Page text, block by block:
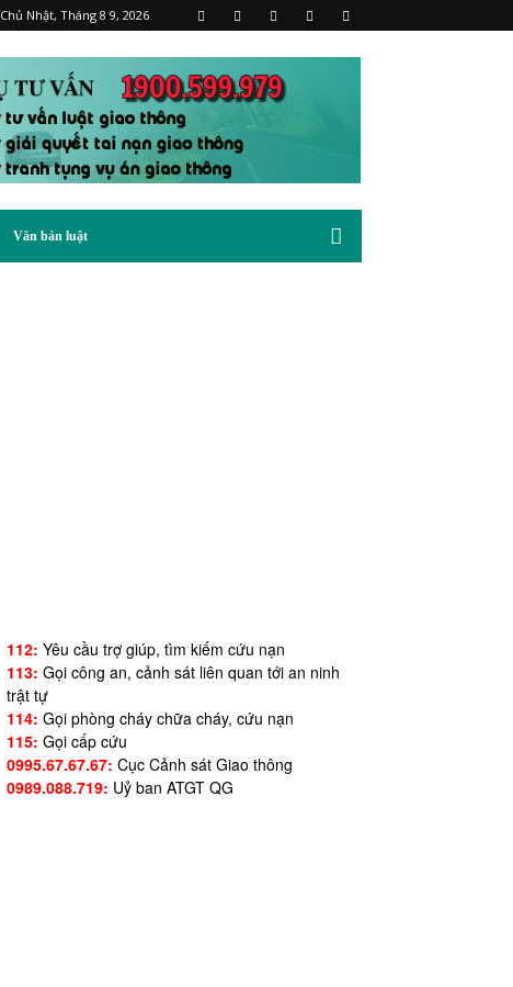
Chủ Nhật, Tháng 8 9, 2026
Văn bản luật
112: Yêu cầu trợ giúp, tìm kiếm cứu nạn
113: Gọi công an, cảnh sát liên quan tới an ninh
trật tự
114: Gọi phòng cháy chữa cháy, cứu nạn
115: Gọi cấp cứu
0995.67.67.67: Cục Cảnh sát Giao thông
0989.088.719: Uỷ ban ATGT QG